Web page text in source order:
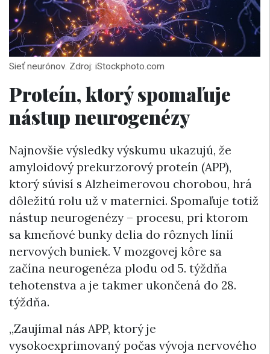
Sieť neurónov. Zdroj: iStockphoto.com
Proteín, ktorý spomaľuje
nástup neurogenézy
Najnovšie výsledky výskumu ukazujú, že
amyloidový prekurzorový proteín (APP),
ktorý súvisí s Alzheimerovou chorobou, hrá
dôležitú rolu už v maternici. Spomaľuje totiž
nástup neurogenézy – procesu, pri ktorom
sa kmeňové bunky delia do rôznych línií
nervových buniek. V mozgovej kôre sa
začína neurogenéza plodu od 5. týždňa
tehotenstva a je takmer ukončená do 28.
týždňa.
„Zaujímal nás APP, ktorý je
vysokoexprimovaný počas vývoja nervového